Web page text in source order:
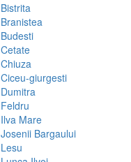
Bistrita
Branistea
Budesti
Cetate
Chiuza
Ciceu-giurgesti
Dumitra
Feldru
Ilva Mare
Josenii Bargaului
Lesu